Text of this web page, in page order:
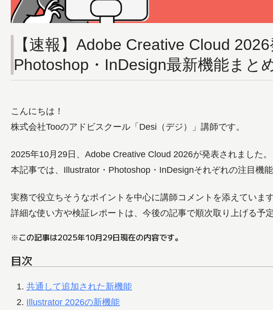
【速報】Adobe Creative Cloud
Photoshop・InDesign最新機能まと
こんにちは！
株式会社Tooのアドビスクール「Desi（デジ）」講師です。
2025年10月29日、Adobe Creative Cloud 2026が発表されました。
本記事では、Illustrator・Photoshop・InDesignそれぞれの注目機
実務で役立ちそうなポイントを中心に講師コメントを添えています
詳細な使い方や検証レポートは、今後の記事で順次取り上げる予定
※この記事は2025年10月29日現在の内容です。
目次
共通して追加された新機能
Illustrator 2026の新機能